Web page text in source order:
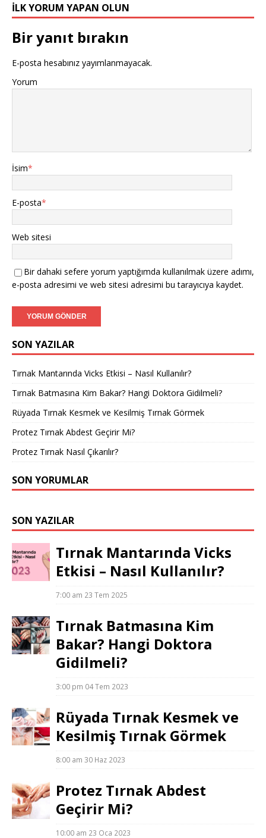
İLK YORUM YAPAN OLUN
Bir yanıt bırakın
E-posta hesabınız yayımlanmayacak.
Yorum
İsim*
E-posta*
Web sitesi
Bir dahaki sefere yorum yaptığımda kullanılmak üzere adımı,
e-posta adresimi ve web sitesi adresimi bu tarayıcıya kaydet.
SON YAZILAR
Tırnak Mantarında Vicks Etkisi – Nasıl Kullanılır?
Tırnak Batmasına Kim Bakar? Hangi Doktora Gidilmeli?
Rüyada Tırnak Kesmek ve Kesilmiş Tırnak Görmek
Protez Tırnak Abdest Geçirir Mi?
Protez Tırnak Nasıl Çıkarılır?
SON YORUMLAR
SON YAZILAR
Tırnak Mantarında Vicks
Etkisi – Nasıl Kullanılır?
7:00 am 23 Tem 2025
Tırnak Batmasına Kim
Bakar? Hangi Doktora
Gidilmeli?
3:00 pm 04 Tem 2023
Rüyada Tırnak Kesmek ve
Kesilmiş Tırnak Görmek
8:00 am 30 Haz 2023
Protez Tırnak Abdest
Geçirir Mi?
10:00 am 23 Oca 2023